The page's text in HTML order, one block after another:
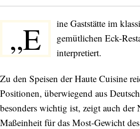
„E
ine Gaststätte im
gemütlichen Eck-
interpretiert.
Zu den Speisen der Haute Cuisine
Positionen, überwiegend aus
besonders wichtig ist, zeigt auch der
Maßeinheit für das Most-Gewicht